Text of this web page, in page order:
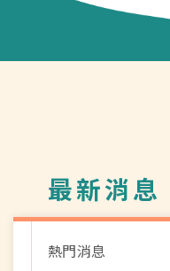
最新消息
熱門消息